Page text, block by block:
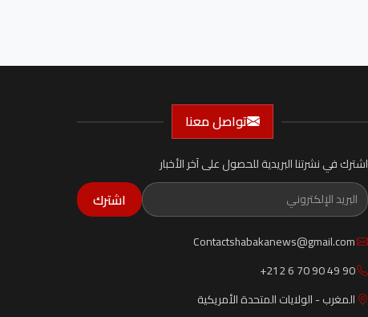
تواصل معنا
اشترك في نشرتنا البريدية للحصول على آخر الأخبار
اشترك
Contactshabakanews@gmail.com
+212 6 70 90 49 90
المغرب - الولايات المتحدة الأمريكية